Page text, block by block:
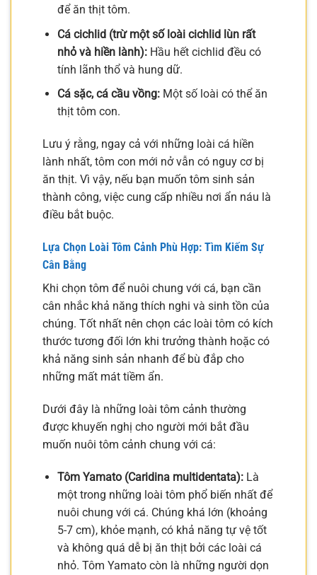
để ăn thịt tôm.
Cá cichlid (trừ một số loài cichlid lùn rất
nhỏ và hiền lành):Hầu hết cichlid đều có
tính lãnh thổ và hung dữ.
Cá sặc, cá cầu vồng:Một số loài có thể ăn
thịt tôm con.
Lưu ý rằng, ngay cả với những loài cá hiền
lành nhất, tôm con mới nở vẫn có nguy cơ bị
ăn thịt. Vì vậy, nếu bạn muốn tôm sinh sản
thành công, việc cung cấp nhiều nơi ẩn náu là
điều bắt buộc.
Lựa Chọn Loài Tôm Cảnh Phù Hợp: Tìm Kiếm Sự
Cân Bằng
Khi chọn tôm để nuôi chung với cá, bạn cần
cân nhắc khả năng thích nghi và sinh tồn của
chúng. Tốt nhất nên chọn các loài tôm có kích
thước tương đối lớn khi trưởng thành hoặc có
khả năng sinh sản nhanh để bù đắp cho
những mất mát tiềm ẩn.
Dưới đây là những loài tôm cảnh thường
được khuyến nghị cho người mới bắt đầu
muốn nuôi tôm cảnh chung với cá:
Tôm Yamato (Caridina multidentata):Là
một trong những loài tôm phổ biến nhất để
nuôi chung với cá. Chúng khá lớn (khoảng
5-7 cm), khỏe mạnh, có khả năng tự vệ tốt
và không quá dễ bị ăn thịt bởi các loài cá
nhỏ. Tôm Yamato còn là những người dọn